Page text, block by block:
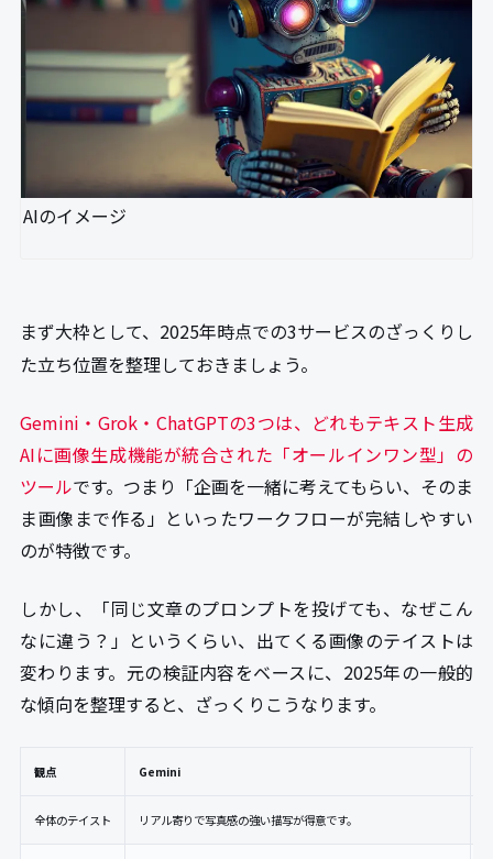
AIのイメージ
まず大枠として、2025年時点での3サービスのざっくりし
た立ち位置を整理しておきましょう。
Gemini・Grok・ChatGPTの3つは、どれもテキスト生成
AIに画像生成機能が統合された「オールインワン型」の
ツールです。つまり「企画を一緒に考えてもらい、そのま
ま画像まで作る」といったワークフローが完結しやすい
のが特徴です。
しかし、「同じ文章のプロンプトを投げても、なぜこん
なに違う？」というくらい、出てくる画像のテイストは
変わります。元の検証内容をベースに、2025年の一般的
な傾向を整理すると、ざっくりこうなります。
観点 Gemini
全体のテイスト リアル寄りで写真感の強い描写が得意です。